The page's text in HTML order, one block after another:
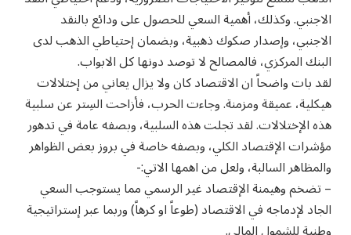
الاجنبي. وكذلك، أهمية السعي للحصول على ودائع بالنقد
الاجنبي، وإصدار صكوك ذهبية، وبضمان إحتياطي الذهب لدى
البنك المركزي، فالمصالح لا توصد دونها كل الابواب.
لقد بات واضحاً ان الاقتصاد كان ولا يزال يعاني من إختلالات
هيكلية، عميقة ومزمنة. وجاءت الحرب، فأزاحت السِتر عن سلبية
هذه الإختلالات. لقد تجلت هذه السلبية، وبصفه عامة في تدهور
مؤشرات الإقتصاد الكلي، وبصفه خاصة في بروز بعض الظواهر
والمظاهر السالبة، ولعل من اهمها الاتي:-
– تضخم وهيمنة الإقتصاد غير الرسمي مما يستوجب السعي
الجاد لإدماجه في الاقتصاد (طوعاً او كرهاً) وربما عبر إستراتيجية